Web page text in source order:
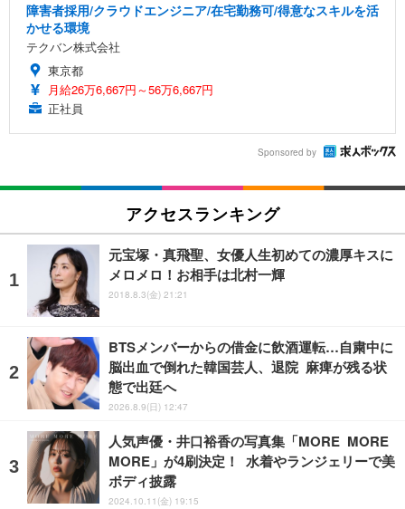
障害者採用/クラウドエンジニア/在宅勤務可/得意なスキルを活
かせる環境
テクバン株式会社
東京都
月給26万6,667円～56万6,667円
正社員
Sponsored by
アクセスランキング
元宝塚・真飛聖、女優人生初めての濃厚キスに
メロメロ！お相手は北村一輝
2018.8.3(金) 21:21
BTSメンバーからの借金に飲酒運転…自粛中に
脳出血で倒れた韓国芸人、退院 麻痺が残る状
態で出廷へ
2026.8.9(日) 12:47
人気声優・井口裕香の写真集「MORE MORE
MORE」が4刷決定！ 水着やランジェリーで美
ボディ披露
2024.10.11(金) 19:15